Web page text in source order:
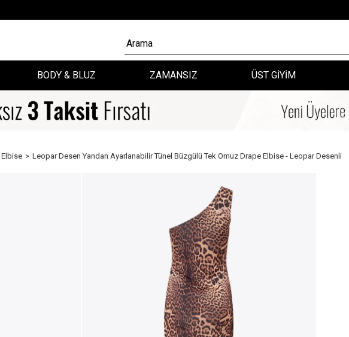
BODY & BLUZ ZAMANSIZ ÜST GİYİM
Elbise Leopar Desen Yandan Ayarlanabilir Tünel Büzgülü Tek Omuz Drape Elbise - Leopar Desenli